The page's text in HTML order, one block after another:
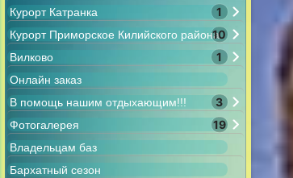
Курорт Катранка 1
Курорт Приморское Килийского района10
Вилково 1
Онлайн заказ
В помощь нашим отдыхающим!!!
3
Фотогалерея 19
Владельцам баз
Бархатный сезон